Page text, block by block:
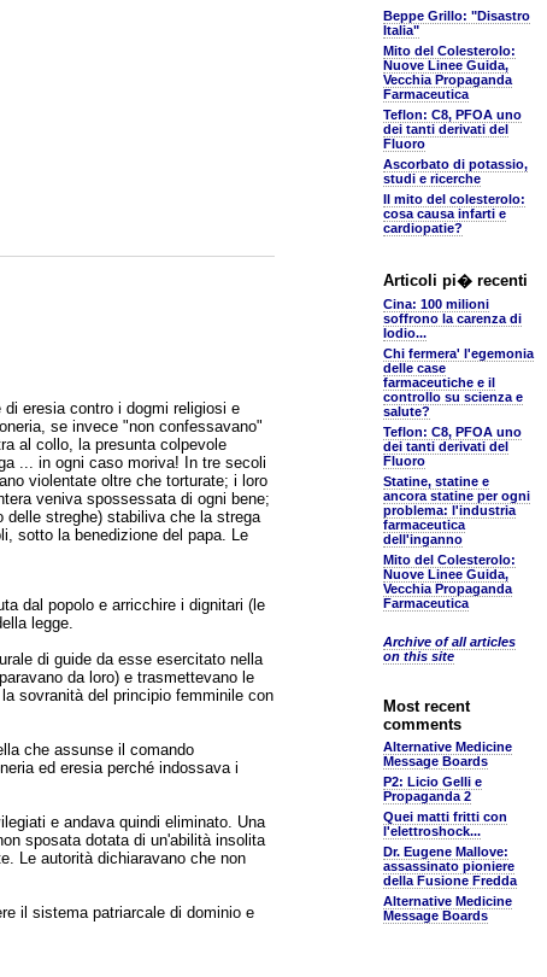
eresia contro i dogmi religiosi e
se invece "non confessavano"
al collo, la presunta colpevole
... in ogni caso moriva! In tre secoli
violentate oltre che torturate; i loro
veniva spossessata di ogni bene;
streghe) stabiliva che la strega
sotto la benedizione del papa. Le
dal popolo e arricchire i dignitari (le
legge.
di guide da esse esercitato nella
da loro) e trasmettevano le
sovranità del principio femminile con
che assunse il comando
ed eresia perché indossava i
e andava quindi eliminato. Una
sposata dotata di un'abilità insolita
Le autorità dichiaravano che non
il sistema patriarcale di dominio e
Beppe Grillo: "Disastro
Italia"
Mito del Colesterolo:
Nuove Linee Guida,
Vecchia Propaganda
Farmaceutica
Teflon: C8, PFOA uno
dei tanti derivati del
Fluoro
Ascorbato di potassio,
studi e ricerche
Il mito del colesterolo:
cosa causa infarti e
cardiopatie?
Articoli pi� recenti
Cina: 100 milioni
soffrono la carenza di
Iodio...
Chi fermera' l'egemonia
delle case
farmaceutiche e il
controllo su scienza e
salute?
Teflon: C8, PFOA uno
dei tanti derivati del
Fluoro
Statine, statine e
ancora statine per ogni
problema: l'industria
farmaceutica
dell'inganno
Mito del Colesterolo:
Nuove Linee Guida,
Vecchia Propaganda
Farmaceutica
Archive of all articles
on this site
Most recent
comments
Alternative Medicine
Message Boards
P2: Licio Gelli e
Propaganda 2
Quei matti fritti con
l'elettroshock...
Dr. Eugene Mallove:
assassinato pioniere
della Fusione Fredda
Alternative Medicine
Message Boards